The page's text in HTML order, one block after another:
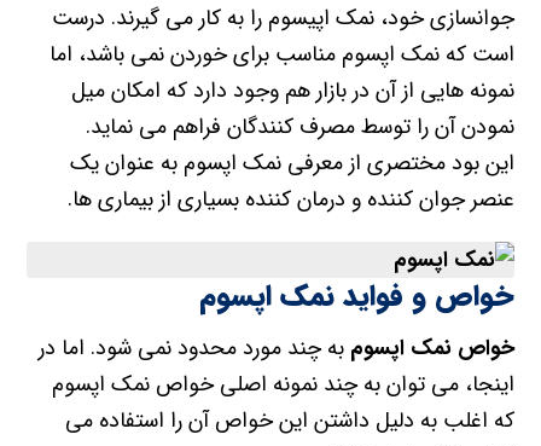
جوانسازی خود، نمک اپیسوم را به کار می گیرند. درست
است که نمک اپسوم مناسب برای خوردن نمی باشد، اما
نمونه هایی از آن در بازار هم وجود دارد که امکان میل
نمودن آن را توسط مصرف کنندگان فراهم می نماید.
این بود مختصری از معرفی نمک اپسوم به عنوان یک
عنصر جوان کننده و درمان کننده بسیاری از بیماری ها.
خواص و فواید نمک اپسوم
خواص نمک اپسوم به چند مورد محدود نمی شود. اما در
اینجا، می توان به چند نمونه اصلی خواص نمک اپسوم
که اغلب به دلیل داشتن این خواص آن را استفاده می